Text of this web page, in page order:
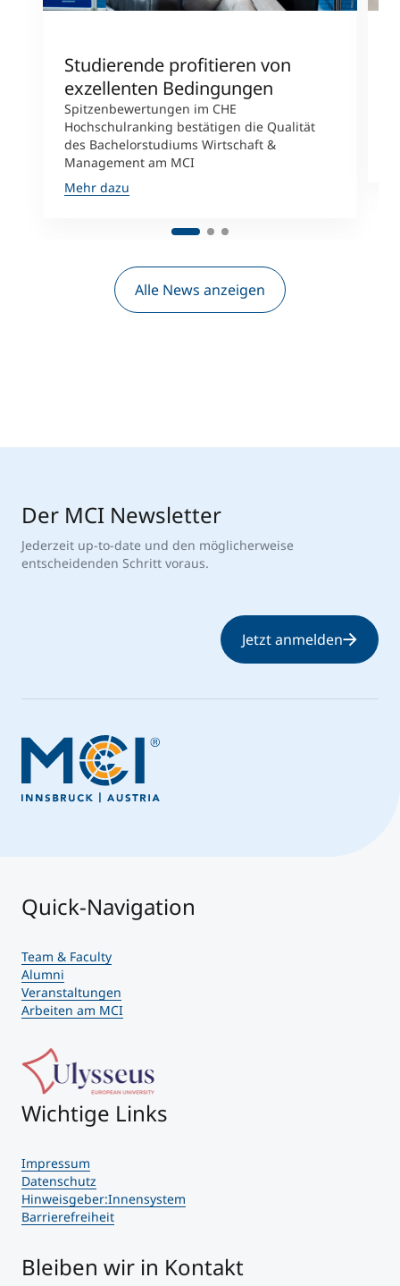
Studierende profitieren von
exzellenten Bedingungen
Spitzenbewertungen im CHE
Hochschulranking bestätigen die Qualität
des Bachelorstudiums Wirtschaft &
Management am MCI
Mehr dazu
Alle News anzeigen
Der MCI Newsletter
Jederzeit up-to-date und den möglicherweise
entscheidenden Schritt voraus.
Jetzt anmelden
Quick-Navigation
Team & Faculty
Alumni
Veranstaltungen
Arbeiten am MCI
Wichtige Links
Impressum
Datenschutz
Hinweisgeber:Innensystem
Barrierefreiheit
Bleiben wir in Kontakt